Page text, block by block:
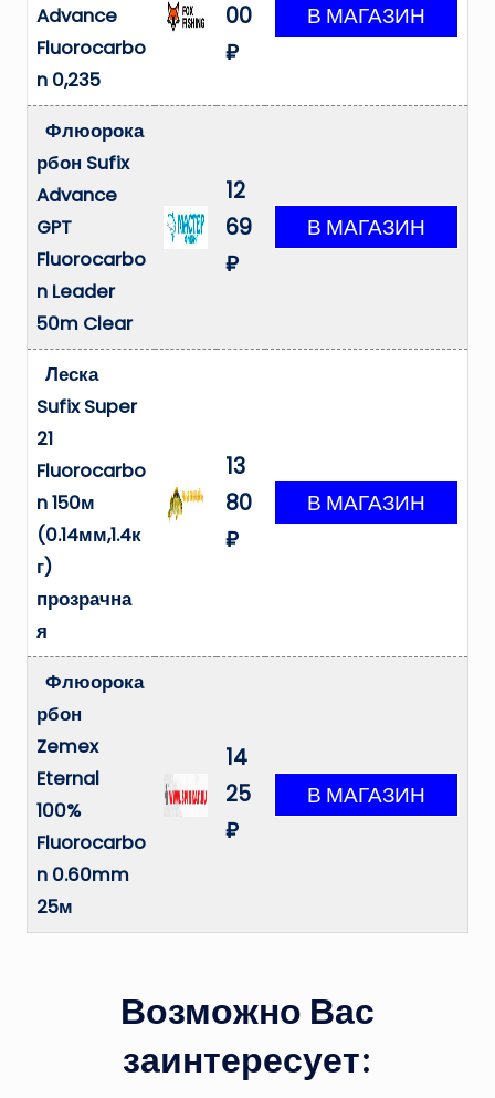
Advance
Fluorocarbo
n 0,235
00
₽
Флюорока
рбон Sufix
Advance
GPT
Fluorocarbo
n Leader
50m Clear
12
69
₽
Леска
Sufix Super
21
Fluorocarbo
n 150м
(0.14мм,1.4к
г)
прозрачна
я
13
80
₽
Флюорока
рбон
Zemex
Eternal
100%
Fluorocarbo
n 0.60mm
25м
14
25
₽
Возможно Вас
заинтересует: